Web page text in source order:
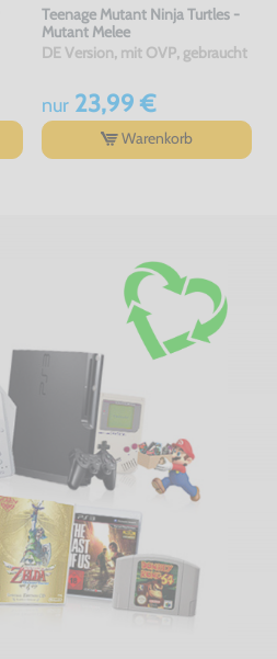
Teenage Mutant Ninja Turtles -
Mutant Melee
DE Version, mit OVP, gebraucht
nur23,99 €
Warenkorb